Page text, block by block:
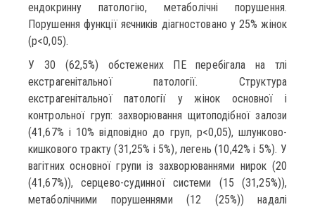
ендокринну патологію, метаболічні порушення.
Порушення функції яєчників діагностовано у 25% жінок
(р<0,05).
У 30 (62,5%) обстежених ПЕ перебігала на тлі
екстрагенітальної патології. Структура
екстрагенітальної патології у жінок основної і
контрольної груп: захворювання щитоподібної залози
(41,67% і 10% відповідно до груп, р<0,05), шлунково-
кишкового тракту (31,25% і 5%), легень (10,42% і 5%). У
вагітних основної групи із захворюваннями нирок (20
(41,67%)), серцево-судинної системи (15 (31,25%)),
метаболічними порушеннями (12 (25%)) надалі